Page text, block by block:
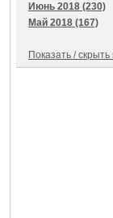
Июнь 2018 (230)
Май 2018 (167)
Показать / скрыть